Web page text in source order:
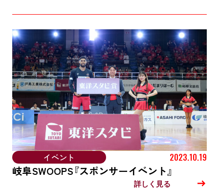
イベント 2023.10.19
岐阜SWOOPS『スポンサーイベント』
詳しく見る